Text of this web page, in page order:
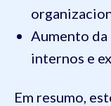
Aumento
internos e
Em resumo,